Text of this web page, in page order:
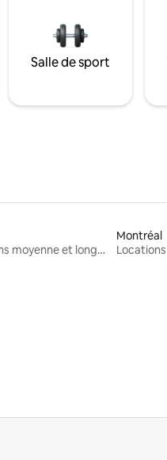
Salle de sport
Locations moyenne et longue durée
Montréal